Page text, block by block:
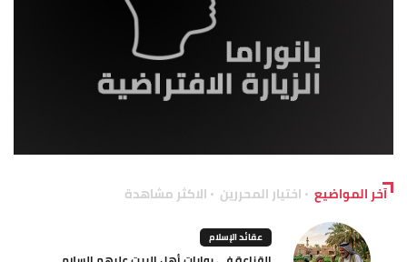
آخر المواضيع اختيار المحررين الاكثر مشاهدة
عقائد الإسلام